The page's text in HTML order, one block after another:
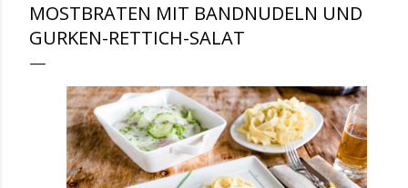
MOSTBRATEN MIT BANDNUDELN UND
GURKEN-RETTICH-SALAT